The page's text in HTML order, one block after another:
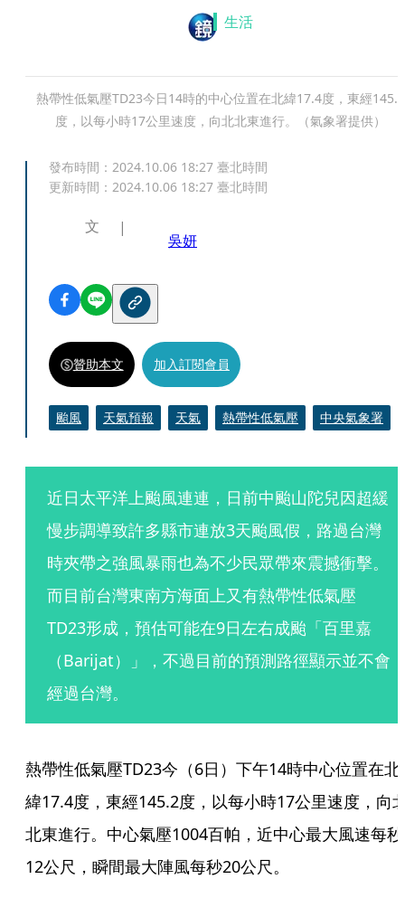
生活
熱帶性低氣壓TD23今日14時的中心位置在北緯17.4度，東經145.2
度，以每小時17公里速度，向北北東進行。（氣象署提供）
發布時間： 2024.10.06 18:27 臺北時間
更新時間： 2024.10.06 18:27 臺北時間
文
吳妍
贊助本文 加入訂閱會員
颱風 天氣預報 天氣 熱帶性低氣壓 中央氣象署
近日太平洋上颱風連連，日前中颱山陀兒因超緩
慢步調導致許多縣市連放3天颱風假，路過台灣
時夾帶之強風暴雨也為不少民眾帶來震撼衝擊。
而目前台灣東南方海面上又有熱帶性低氣壓
TD23形成，預估可能在9日左右成颱「百里嘉
（Barijat）」，不過目前的預測路徑顯示並不會
經過台灣。
熱帶性低氣壓TD23今（6日）下午14時中心位置在北
緯17.4度，東經145.2度，以每小時17公里速度，向
北東進行。中心氣壓1004百帕，近中心最大風速每秒
12公尺，瞬間最大陣風每秒20公尺。